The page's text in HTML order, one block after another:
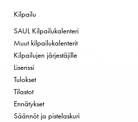
Kilpailu
SAUL Kilpailukalenteri
Muut kilpailukalenterit
Kilpailujen järjestäjille
Lisenssi
Tulokset
Tilastot
Ennätykset
Säännöt ja pistelaskuri